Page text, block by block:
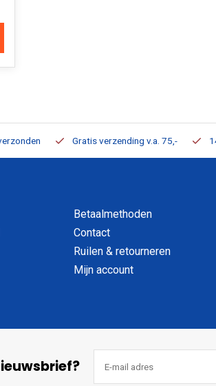
Gratis verzending v.a. 75,-
Betaalmethoden
Contact
Ruilen & retourneren
Mijn account